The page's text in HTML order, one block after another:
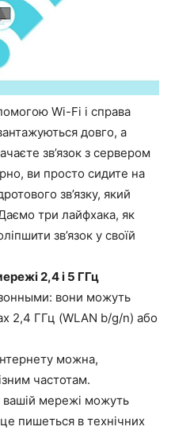
Wi-Fi і справа
довго, а
зв’язок з сервером
ви просто сидите на
зв’язку, який
три лайфхака, як
зв’язок у своїй
2,4 і 5 ГГц
вони можуть
2,4 ГГц (WLAN b/g/n) або
можна,
частотам.
вашій мережі можуть
пишеться в технічних